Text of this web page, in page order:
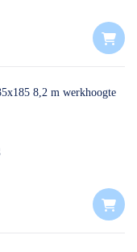
8,2 m werkhoogte